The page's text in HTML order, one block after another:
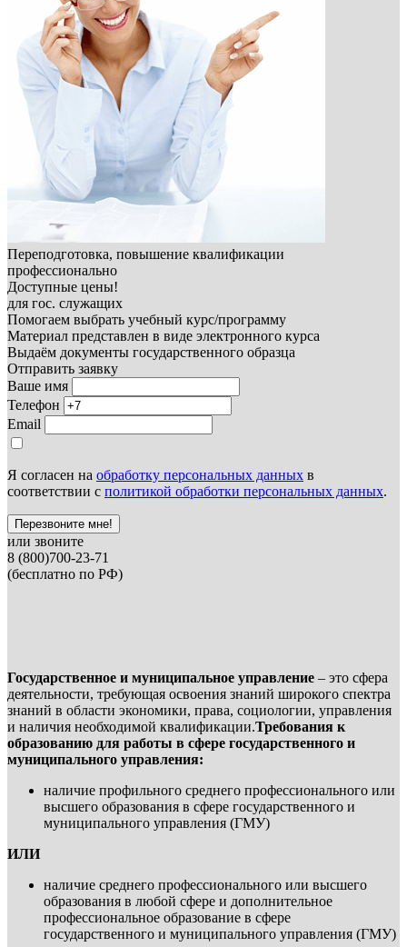
Переподготовка, повышение квалификации
профессионально
Доступные цены!
для гос. служащих
Помогаем выбрать учебный курс/программу
Материал представлен в виде электронного курса
Выдаём документы государственного образца
Отправить заявку
Ваше имя
Телефон
Email
Я согласен на обработку персональных данных в
соответствии с политикой обработки персональных данных.
Перезвоните мне!
или звоните
8 (800)700-23-71
(бесплатно по РФ)
Государственное и муниципальное управление – это сфера
деятельности, требующая освоения знаний широкого спектра
знаний в области экономики, права, социологии, управления
и наличия необходимой квалификации.Требования к
образованию для работы в сфере государственного и
муниципального управления:
наличие профильного среднего профессионального или
высшего образования в сфере государственного и
муниципального управления (ГМУ)
ИЛИ
наличие среднего профессионального или высшего
образования в любой сфере и дополнительное
профессиональное образование в сфере
государственного и муниципального управления (ГМУ)